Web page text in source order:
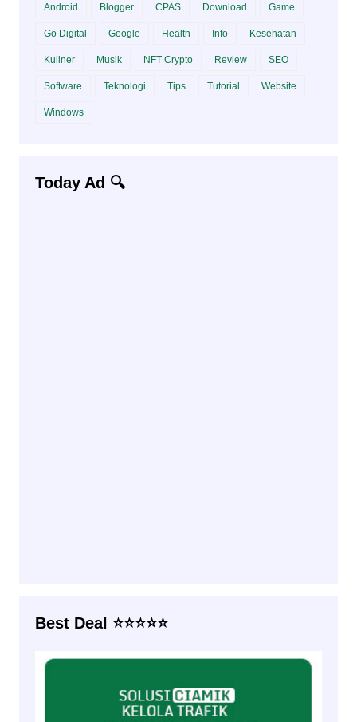
Android Blogger CPAS Download Game
Go Digital Google Health Info Kesehatan
Kuliner Musik NFT Crypto Review SEO
Software Teknologi Tips Tutorial Website
Windows
Today Ad 🔍
Best Deal ⭐⭐⭐⭐⭐